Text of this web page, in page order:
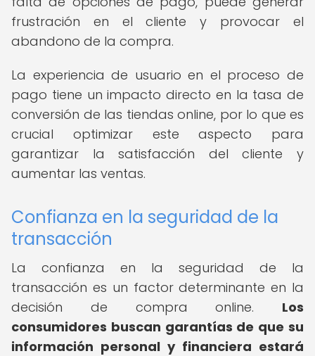
frustración en el cliente y provocar el
abandono de la compra.
La experiencia de usuario en el proceso de
pago tiene un impacto directo en la tasa de
conversión de las tiendas online, por lo que es
crucial optimizar este aspecto para
garantizar la satisfacción del cliente y
aumentar las ventas.
Confianza en la seguridad de la
transacción
La confianza en la seguridad de la
transacción es un factor determinante en la
decisión de compra online. Los
consumidores buscan garantías de que su
información personal y financiera estará